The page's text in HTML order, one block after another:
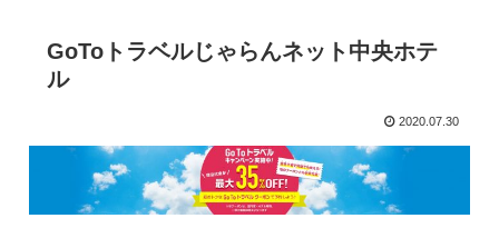
GoToトラベルじゃらんネット中央ホテ
ル
2020.07.30